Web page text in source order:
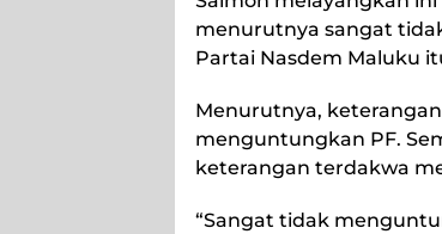
menurutnya sangat
Partai Nasdem Maluku
Menurutnya,
menguntungkan PF.
keterangan terdakwa
“Sangat tidak